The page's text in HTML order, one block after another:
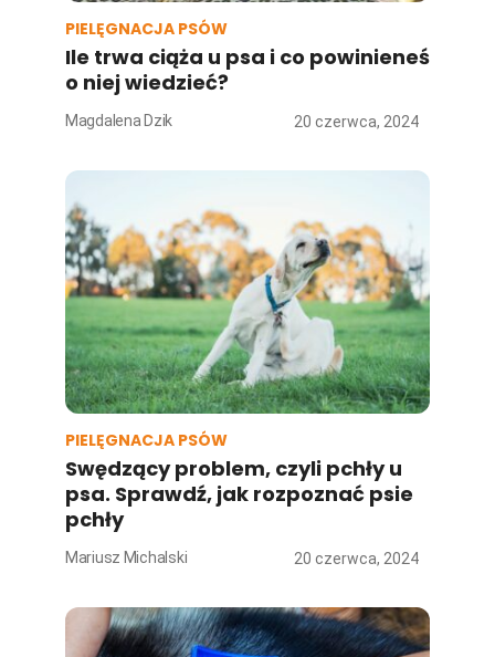
PIELĘGNACJA PSÓW
Ile trwa ciąża u psa i co powinieneś
o niej wiedzieć?
Magdalena Dzik 20 czerwca, 2024
PIELĘGNACJA PSÓW
Swędzący problem, czyli pchły u
psa. Sprawdź, jak rozpoznać psie
pchły
Mariusz Michalski 20 czerwca, 2024